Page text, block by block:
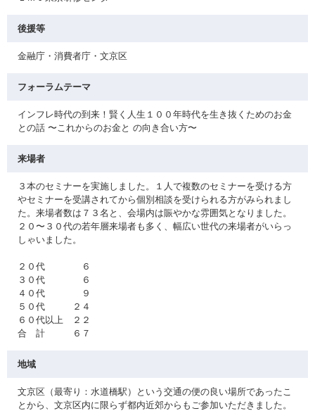
後援等
金融庁・消費者庁・文京区
フォーラムテーマ
インフレ時代の到来！賢く人生１００年時代を生き抜くためのお金
との話 〜これからのお金と の向き合い方〜
来場者
３本のセミナーを実施しました。１人で複数のセミナーを受ける方
やセミナーを受講されてから個別相談を受けられる方がみられまし
た。来場者数は７３名と、会場内は賑やかな雰囲気となりました。
２０〜３０代の若年層来場者も多く、幅広い世代の来場者がいらっ
しゃいました。
２０代 ６
３０代 ６
４０代 ９
５０代 ２４
６０代以上 ２２
合 計 ６７
地域
文京区（最寄り：水道橋駅）という交通の便の良い場所であったこ
とから、文京区内に限らず都内近郊からもご参加いただきました。